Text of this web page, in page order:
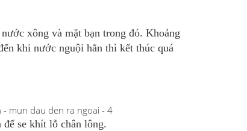
xông và mặt bạn trong đó. Khoảng
khi nước nguội hẳn thì kết thúc quá
se khít lỗ chân lông.